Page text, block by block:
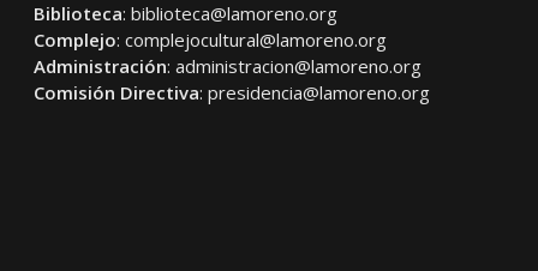
Biblioteca: biblioteca@lamoreno.org
Complejo: complejocultural@lamoreno.org
Administración: administracion@lamoreno.org
Comisión Directiva: presidencia@lamoreno.org